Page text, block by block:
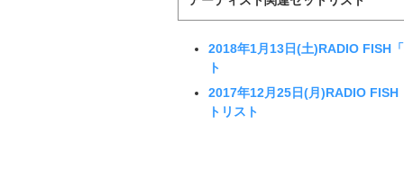
2018年1月13日(土)RADIO FISH
ト
2017年12月25日(月)RADIO FISH
トリスト